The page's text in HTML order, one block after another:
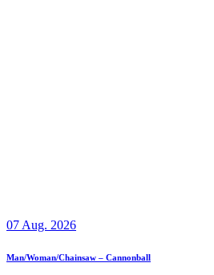
07 Aug. 2026
Man/Woman/Chainsaw – Cannonball